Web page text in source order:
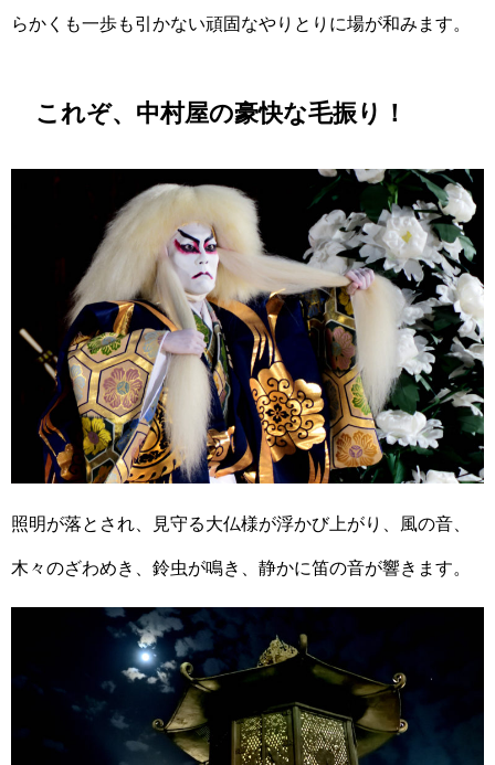
らかくも一歩も引かない頑固なやりとりに場が和みます。
これぞ、中村屋の豪快な毛振り！
照明が落とされ、見守る大仏様が浮かび上がり、風の音、
木々のざわめき、鈴虫が鳴き、静かに笛の音が響きます。